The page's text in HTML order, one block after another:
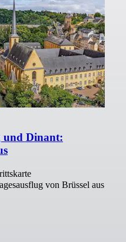
Dinant:
von Brüssel aus